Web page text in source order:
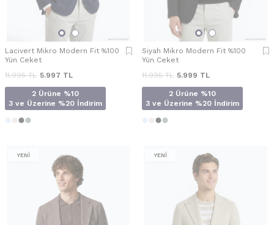
Lacivert Mikro Modern Fit %100
Yün Ceket
11.995TL 5.997 TL
2 Ürüne %10
3 ve Üzerine %20 İndirim
Siyah Mikro Modern Fit %100
Yün Ceket
11.995TL 5.999 TL
2 Ürüne %10
3 ve Üzerine %20 İndirim
YENİ YENİ